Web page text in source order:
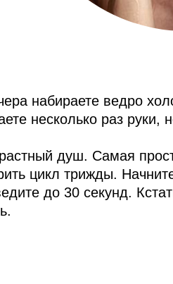
набираете ведро
несколько раз
душ. Самая
цикл трижды.
до 30 секунд.